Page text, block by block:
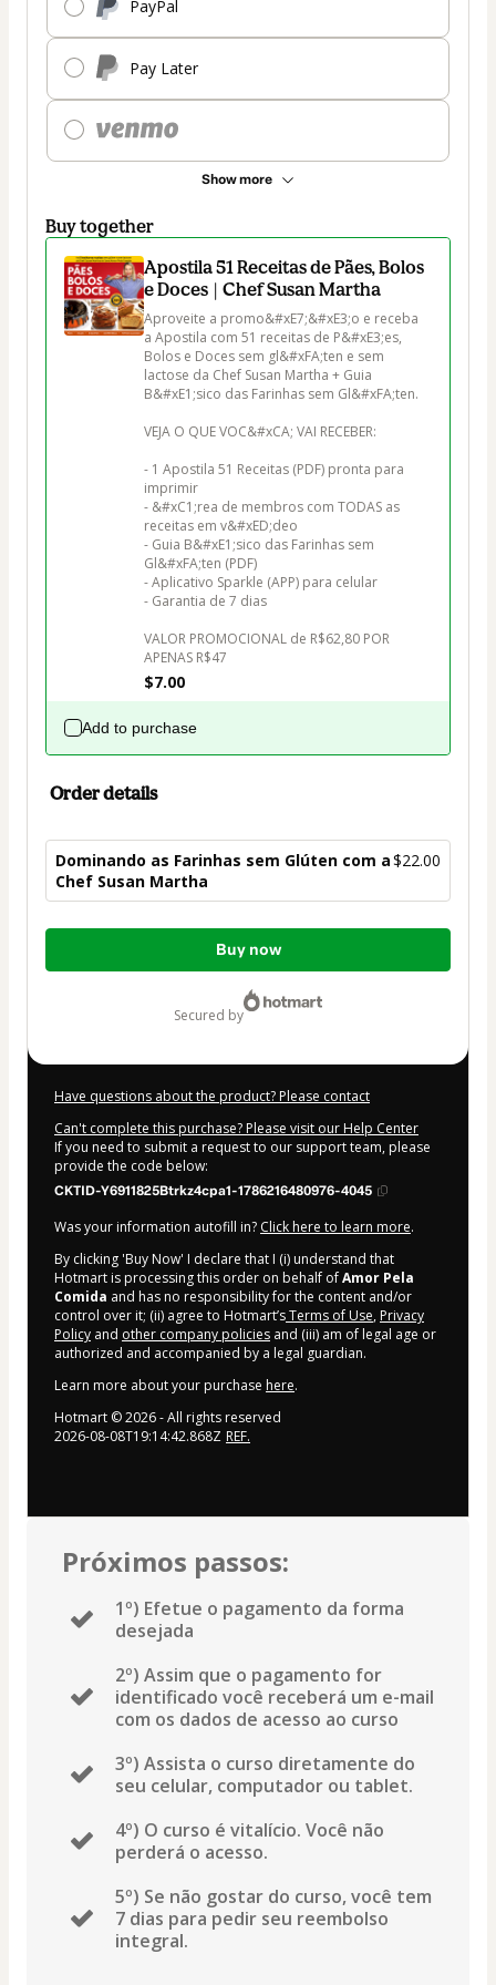
PayPal
Pay Later
Show more
Buy together
Apostila 51 Receitas de Pães, Bolos
e Doces | Chef Susan Martha
Aproveite a promo&#xE7;&#xE3;o e receba
a Apostila com 51 receitas de P&#xE3;es,
Bolos e Doces sem gl&#xFA;ten e sem
lactose da Chef Susan Martha + Guia
B&#xE1;sico das Farinhas sem Gl&#xFA;ten.
VEJA O QUE VOC&#xCA; VAI RECEBER:
- 1 Apostila 51 Receitas (PDF) pronta para
imprimir
- &#xC1;rea de membros com TODAS as
receitas em v&#xED;deo
- Guia B&#xE1;sico das Farinhas sem
Gl&#xFA;ten (PDF)
- Aplicativo Sparkle (APP) para celular
- Garantia de 7 dias
VALOR PROMOCIONAL de R$62,80 POR
APENAS R$47
$7.00
Add to purchase
Order details
Dominando as Farinhas sem Glúten com a
Chef Susan Martha
$22.00
Total
$22.00
Buy now
secured by
Have questions about the product? Please contact
Can't complete this purchase? Please visit our Help Center
If you need to submit a request to our support team, please
provide the code below:
CKTID-Y6911825Btrkz4cpa1-1786216480976-4045
Was your information autofill in? Click here to learn more.
By clicking 'Buy Now' I declare that I (i) understand that
Hotmart is processing this order on behalf ofAmor Pela
Comida and has no responsibility for the content and/or
control over it; (ii) agree to Hotmart’sTerms of Use, Privacy
Policy and other company policies and (iii) am of legal age or
authorized and accompanied by a legal guardian.
Learn more about your purchase here.
Hotmart ©2026- All rights reserved
2026-08-08T19:14:42.868Z REF.
Próximos passos:
1º) Efetue o pagamento da forma
desejada
2º) Assim que o pagamento for
identificado você receberá um e-mail
com os dados de acesso ao curso
3º) Assista o curso diretamente do
seu celular, computador ou tablet.
4º) O curso é vitalício. Você não
perderá o acesso.
5º) Se não gostar do curso, você tem
7 dias para pedir seu reembolso
integral.